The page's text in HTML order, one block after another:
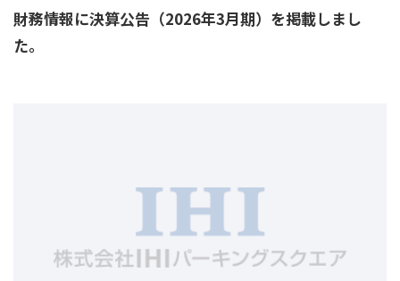
財務情報に決算公告（2026年3月期）を掲載しまし
た。